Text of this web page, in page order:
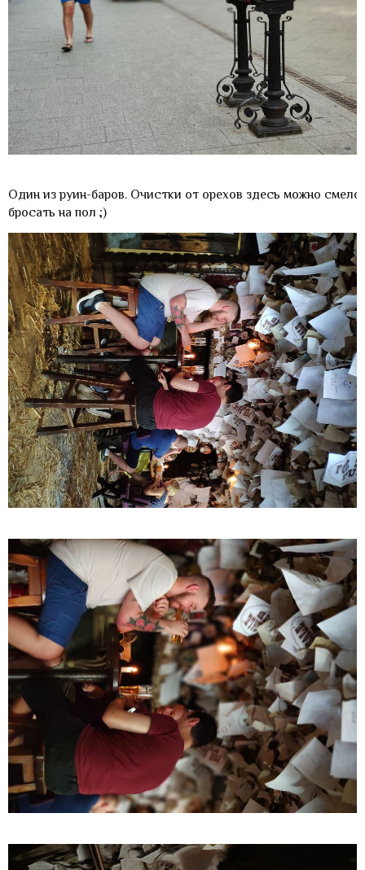
Один из руин-баров. Очистки от орехов здесь можно смело
бросать на пол ;)